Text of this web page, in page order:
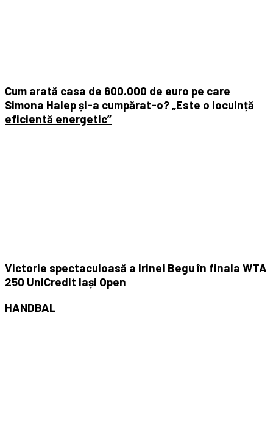
Cum arată casa de 600.000 de euro pe care
Simona Halep și-a cumpărat-o? „Este o locuință
eficientă energetic”
Victorie spectaculoasă a Irinei Begu în finala WTA
250 UniCredit Iași Open
HANDBAL